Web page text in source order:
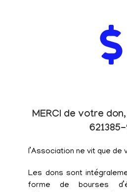
MERCI de votre
l’Association ne vit que
Les dons sont
forme de bourses